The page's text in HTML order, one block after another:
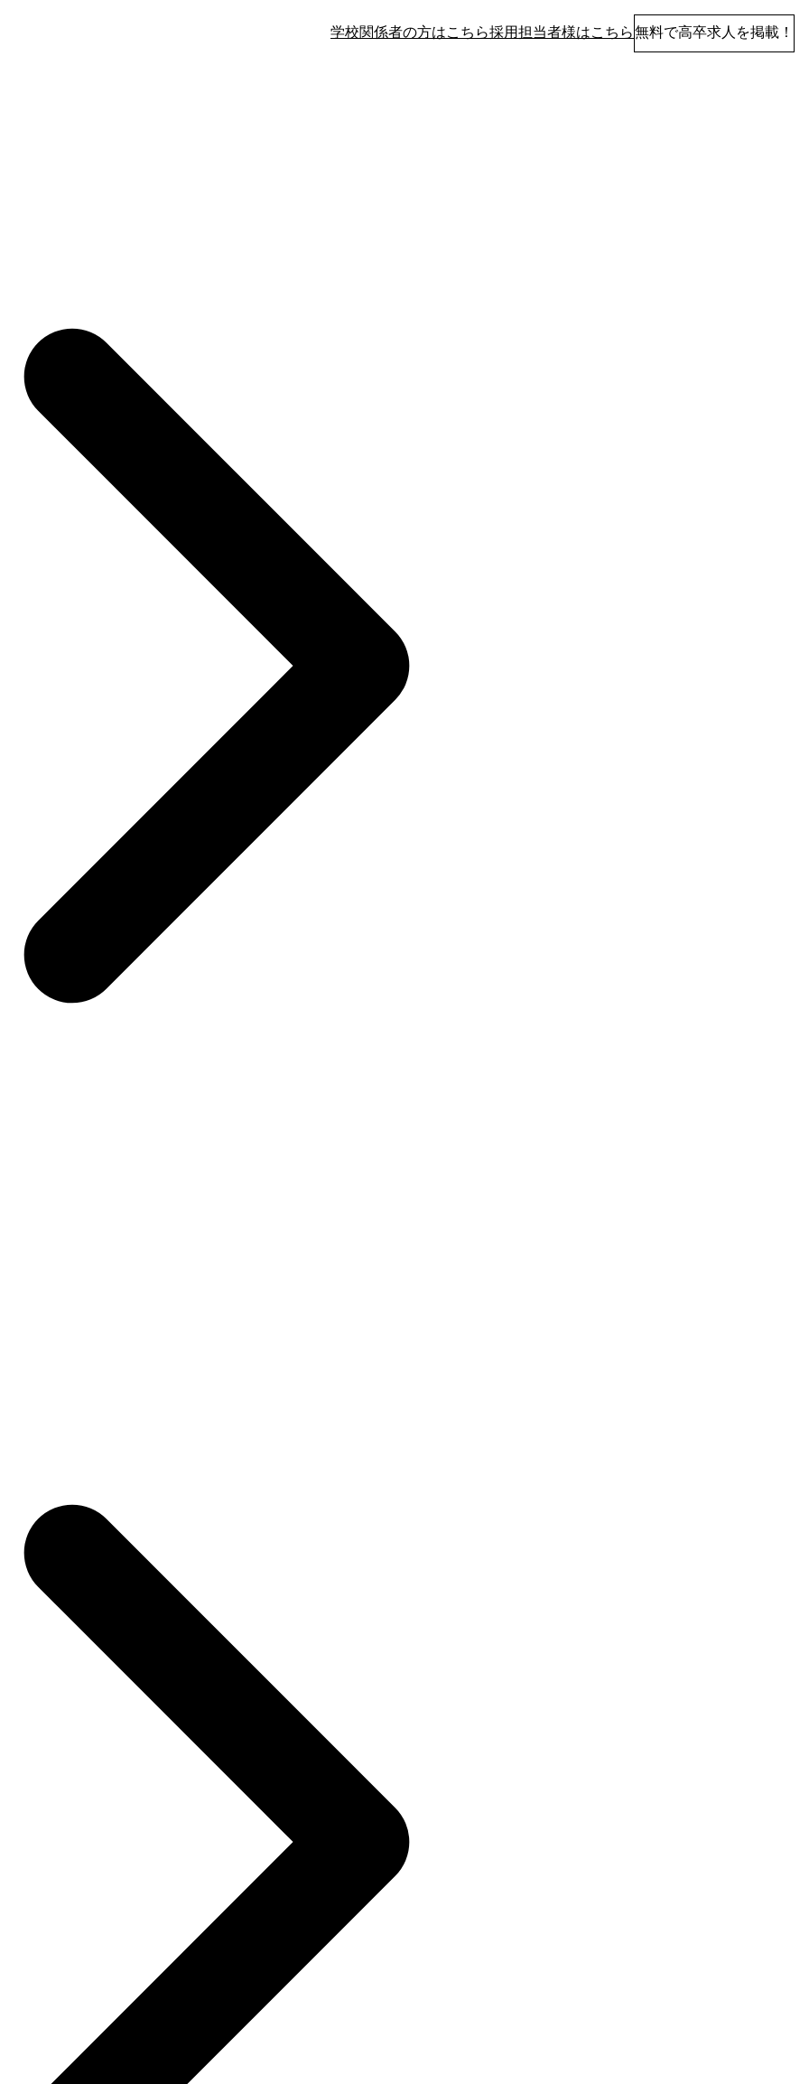
学校関係者の方はこちら採用担当者様はこちら無料で高卒求人を掲載！